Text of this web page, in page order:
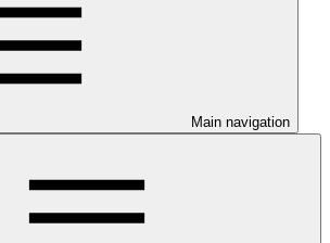
Main navigation